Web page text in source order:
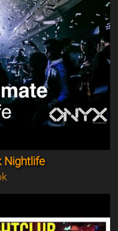
Nightlife